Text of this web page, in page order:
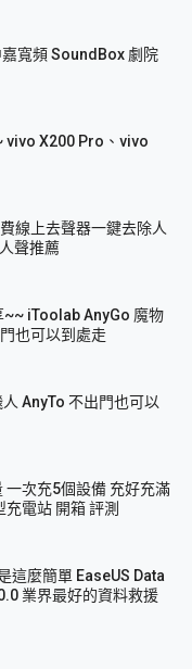
寬頻 SoundBox 劇院
vivo X200 Pro、vivo
線上去聲器一鍵去除人
聲推薦
~~ iToolab AnyGo 魔物
也可以到處走
AnyTo 不出門也可以
次充5個設備 充好充滿
充電站 開箱 評測
這麼簡單 EaseUS Data
業界最好的資料救援